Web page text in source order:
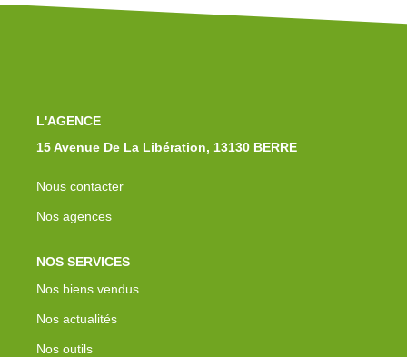
Notre Équipe
L'AGENCE
15 Avenue De La Libération, 13130 BERRE
Nous contacter
Nos agences
NOS SERVICES
Nos biens vendus
Nos actualités
Nos outils